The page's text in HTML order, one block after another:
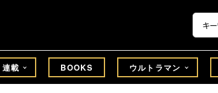
載 BOOKS ウルトラマン